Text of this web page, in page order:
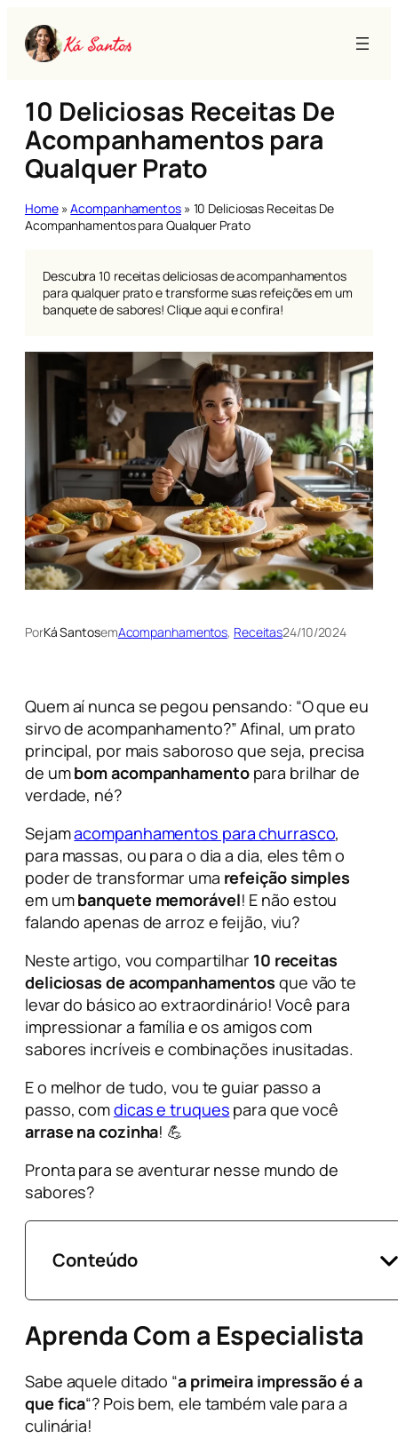
para
10 Deliciosas Receitas De
Acompanhamentos para
Qualquer Prato
Home »Acompanhamentos » 10 Deliciosas Receitas De
Acompanhamentos para Qualquer Prato
Descubra 10 receitas deliciosas de acompanhamentos
para qualquer prato e transforme suas refeições em um
banquete de sabores! Clique aqui e confira!
PorKá SantosemAcompanhamentos, Receitas24/10/2024
Quem aí nunca se pegou pensando: “O que eu
sirvo de acompanhamento?” Afinal, um prato
principal, por mais saboroso que seja, precisa
de umbom acompanhamentopara brilhar de
verdade, né?
Sejamacompanhamentos para churrasco,
para massas, ou para o dia a dia, eles têm o
poder de transformar uma refeição simples
em umbanquete memorável! E não estou
falando apenas de arroz e feijão, viu?
Neste artigo, vou compartilhar 10 receitas
deliciosas de acompanhamentos que vão te
levar do básico ao extraordinário! Você para
impressionar a família e os amigos com
sabores incríveis e combinações inusitadas.
E o melhor de tudo, vou te guiar passo a
passo, comdicas e truques para que você
arrase na cozinha! 💪
Pronta para se aventurar nesse mundo de
sabores?
Conteúdo
Aprenda Com a Especialista
Sabe aquele ditado “a primeira impressão é a
que fica“? Pois bem, ele também vale para a
culinária!